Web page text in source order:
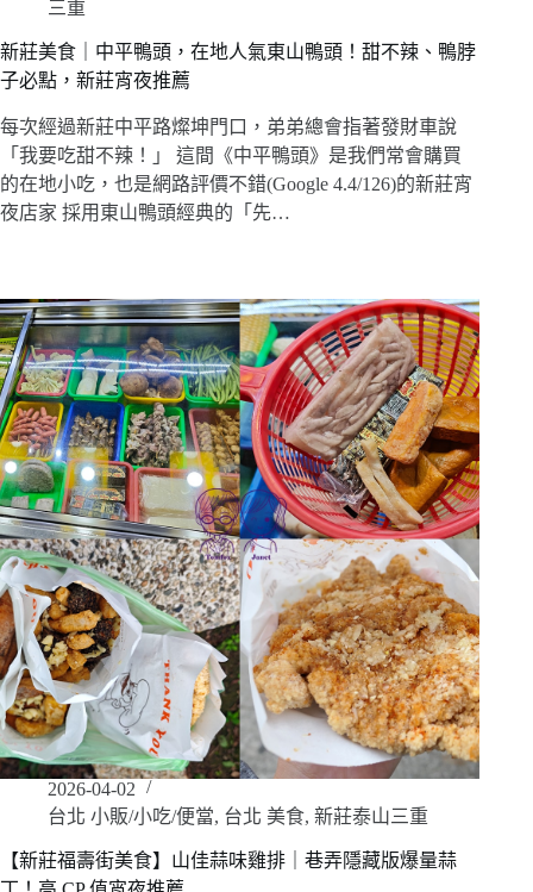
三重
新莊美食｜中平鴨頭，在地人氣東山鴨頭！甜不辣、鴨脖
子必點，新莊宵夜推薦
每次經過新莊中平路燦坤門口，弟弟總會指著發財車說
「我要吃甜不辣！」 這間《中平鴨頭》是我們常會購買
的在地小吃，也是網路評價不錯(Google 4.4/126)的新莊宵
夜店家 採用東山鴨頭經典的「先…
2026-04-02
台北 小販/小吃/便當, 台北 美食, 新莊泰山三重
【新莊福壽街美食】山佳蒜味雞排｜巷弄隱藏版爆量蒜